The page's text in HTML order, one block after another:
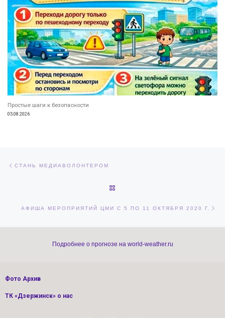
Простые шаги к безопасности
05.08.2026
СТАНЬ МЕДИАВОЛОНТЕРОМ
АФИША МЕРОПРИЯТИЙ ЦМИ С 5 ПО 11 ОКТЯБРЯ 2020 Г.
Подробнее о прогнозе на world-weather.ru
Фото Архив
ТК «Дзержинск» о нас